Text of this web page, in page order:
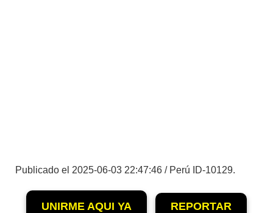
Publicado el 2025-06-03 22:47:46 / Perú ID-10129.
UNIRME AQUI YA REPORTAR